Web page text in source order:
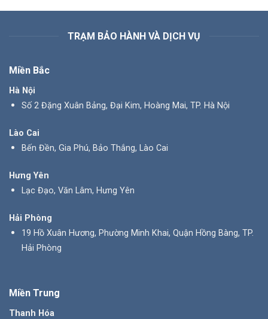
TRẠM BẢO HÀNH VÀ DỊCH VỤ
Miền Bắc
Hà Nội
Số 2 Đặng Xuân Bảng, Đại Kim, Hoàng Mai, TP. Hà Nội
Lào Cai
Bến Đền, Gia Phú, Bảo Thắng, Lào Cai
Hưng Yên
Lạc Đạo, Văn Lâm, Hưng Yên
Hải Phòng
19 Hồ Xuân Hương, Phường Minh Khai, Quận Hồng Bàng, TP.
Hải Phòng
Miền Trung
Thanh Hóa